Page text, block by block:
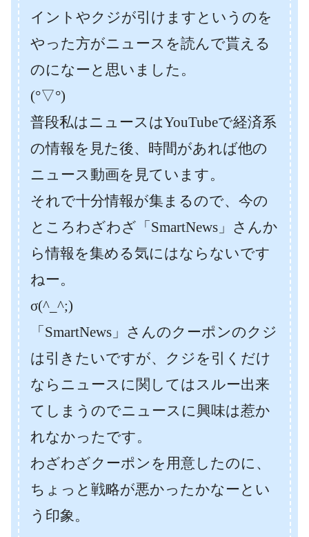
イントやクジが引けますというのを
やった方がニュースを読んで貰える
のになーと思いました。
(°▽°)
普段私はニュースはYouTubeで経済系
の情報を見た後、時間があれば他の
ニュース動画を見ています。
それで十分情報が集まるので、今の
ところわざわざ「SmartNews」さんか
ら情報を集める気にはならないです
ねー。
σ(^_^;)
「SmartNews」さんのクーポンのクジ
は引きたいですが、クジを引くだけ
ならニュースに関してはスルー出来
てしまうのでニュースに興味は惹か
れなかったです。
わざわざクーポンを用意したのに、
ちょっと戦略が悪かったかなーとい
う印象。